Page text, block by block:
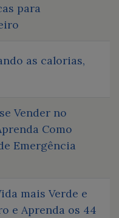
para
as calorias,
Vender no
Como
Emergência
mais Verde e
e Aprenda os 44